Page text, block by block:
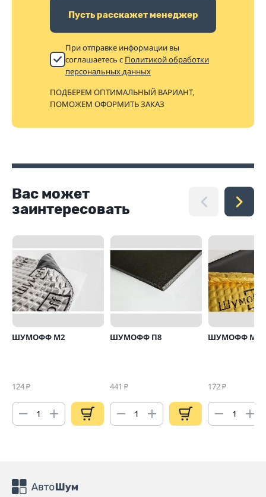
Пусть расскажет менеджер
При отправке информации вы
соглашаетесь с Политикой обработки
персональных данных
ПОДБЕРЕМ ОПТИМАЛЬНЫЙ ВАРИАНТ,
ПОМОЖЕМ ОФОРМИТЬ ЗАКАЗ
Вас может
заинтересовать
ШУМОФФ М2
124 ₽
ШУМОФФ П8
441 ₽
ШУМОФФ М4
172 ₽